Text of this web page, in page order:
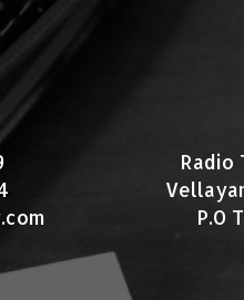
Radio
P.O